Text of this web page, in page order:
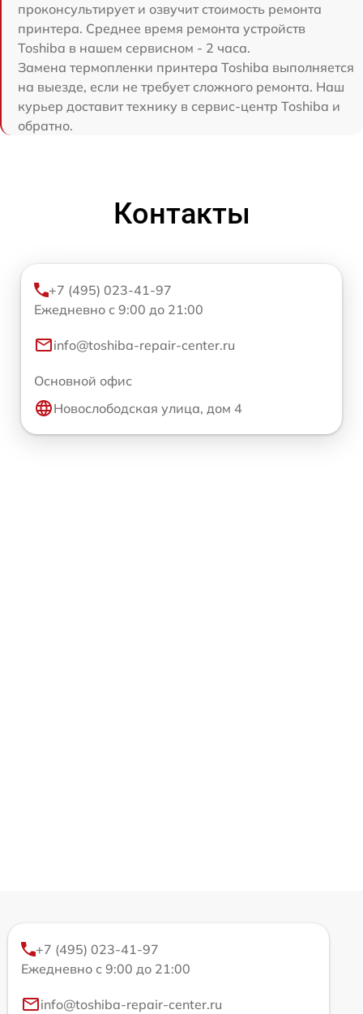
проконсультирует и озвучит стоимость ремонта
принтера. Среднее время ремонта устройств
Toshiba в нашем сервисном - 2 часа.
Замена термопленки принтера Toshiba выполняется
на выезде, если не требует сложного ремонта. Наш
курьер доставит технику в сервис-центр Toshiba и
обратно.
Контакты
+7 (495) 023-41-97
Ежедневно с 9:00 до 21:00
info@toshiba-repair-center.ru
Основной офис
Новослободская улица, дом 4
+7 (495) 023-41-97
Ежедневно с 9:00 до 21:00
info@toshiba-repair-center.ru